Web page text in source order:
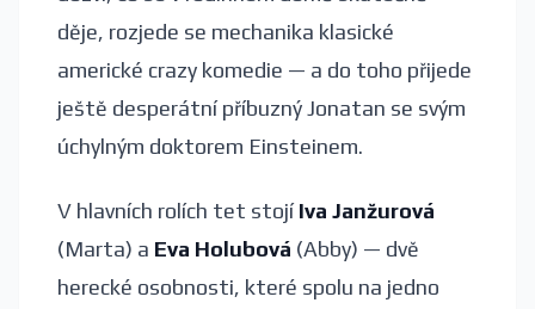
děje, rozjede se mechanika klasické
americké crazy komedie — a do toho přijede
ještě desperátní příbuzný Jonatan se svým
úchylným doktorem Einsteinem.
V hlavních rolích tet stojíIva Janžurová
(Marta) a Eva Holubová (Abby) — dvě
herecké osobnosti, které spolu na jedno